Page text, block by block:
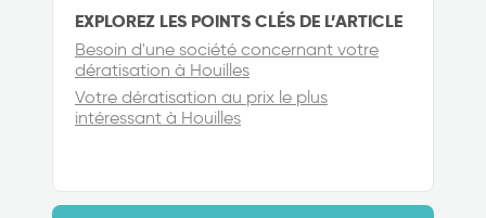
EXPLOREZ LES POINTS CLÉS DE L’ARTICLE
Besoin d'une société concernant votre
dératisation à Houilles
Votre dératisation au prix le plus
intéressant à Houilles